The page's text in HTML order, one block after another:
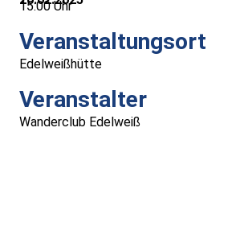
Medizinische Versorgung
Vereine
Downloads
15:00 Uhr
Veranstaltungsort
Edelweißhütte
Veranstalter
Wanderclub Edelweiß